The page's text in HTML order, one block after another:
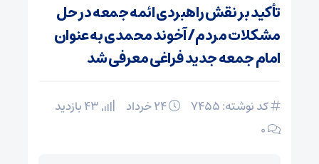
تأکید بر نقش راهبردی ائمه جمعه در حل
مشکلات مردم/ آخوند محمدی به عنوان
امام جمعه جدید فراغی معرفی شد
کد نوشته: 7455
۰